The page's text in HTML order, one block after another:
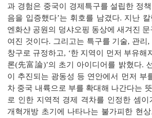
과 경험은 중국이 경제특구를 설립한 정
음을 입증했다’는 휘호를 남겼다. 지난
엔화샨 공원의 덩샤오핑 동상에 새겨진
여진 것이다. 그리고는 특구를 기술, 관리,
창구로 규정하고, ‘한 지역이 먼저 부유해
론(先富論)’의 초기 아이디어를 밝혔다.
이 추진되는 광동성 등 연안에서 먼저 부
차 중국 내륙으로 부를 확대해 나간다는
로 인한 지역적 경제 격차를 인정한 셈이
개혁개방 초기에 나타나는 불가피한 현